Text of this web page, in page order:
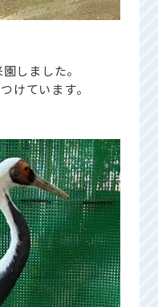
しました。
けています。